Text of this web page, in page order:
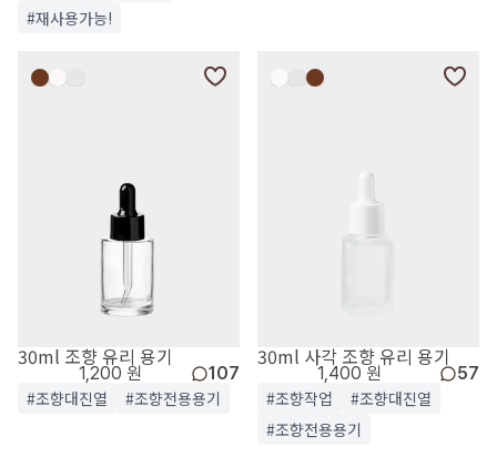
#재사용가능!
30ml 조향 유리 용기
1,200 원 107
#조향대진열 #조향전용용기
30ml 사각 조향 유리 용기
1,400 원 57
#조향작업
#조향대진열
#조향전용용기